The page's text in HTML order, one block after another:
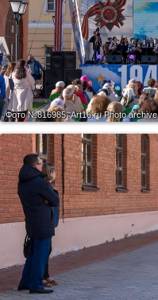
Фото №816985.Art16.ru Photo archive